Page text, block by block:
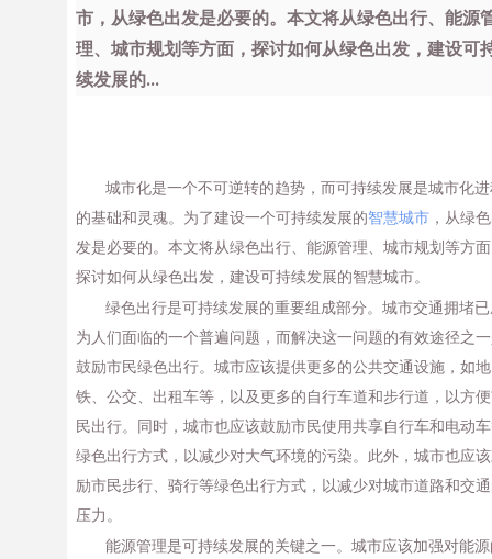
市，从绿色出发是必要的。本文将从绿色出行、能源
理、城市规划等方面，探讨如何从绿色出发，建设可
续发展的...
城市化是一个不可逆转的趋势，而可持续发展是城市化
的基础和灵魂。为了建设一个可持续发展的智慧城市，从绿
发是必要的。本文将从绿色出行、能源管理、城市规划等方
探讨如何从绿色出发，建设可持续发展的智慧城市。
绿色出行是可持续发展的重要组成部分。城市交通拥堵
为人们面临的一个普遍问题，而解决这一问题的有效途径之
鼓励市民绿色出行。城市应该提供更多的公共交通设施，如地
铁、公交、出租车等，以及更多的自行车道和步行道，以方
民出行。同时，城市也应该鼓励市民使用共享自行车和电动
绿色出行方式，以减少对大气环境的污染。此外，城市也应
励市民步行、骑行等绿色出行方式，以减少对城市道路和交
压力。
能源管理是可持续发展的关键之一。城市应该加强对能